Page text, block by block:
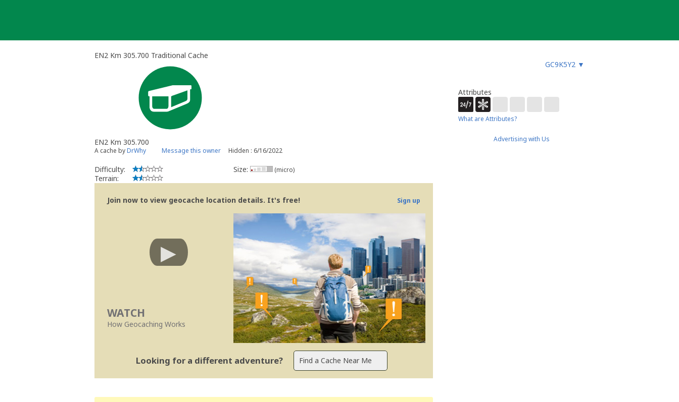
EN2 Km 305.700 Traditional Cache
GC9K5Y2 ▼
EN2 Km 305.700
A cache byDrWhy Message this owner Hidden : 6/16/2022
Difficulty:
Terrain:
Size: (micro)
Join now to view geocache location details. It's free! Sign up
WATCH
How Geocaching Works
Looking for a different adventure?
Attributes
What are Attributes?
Advertising with Us